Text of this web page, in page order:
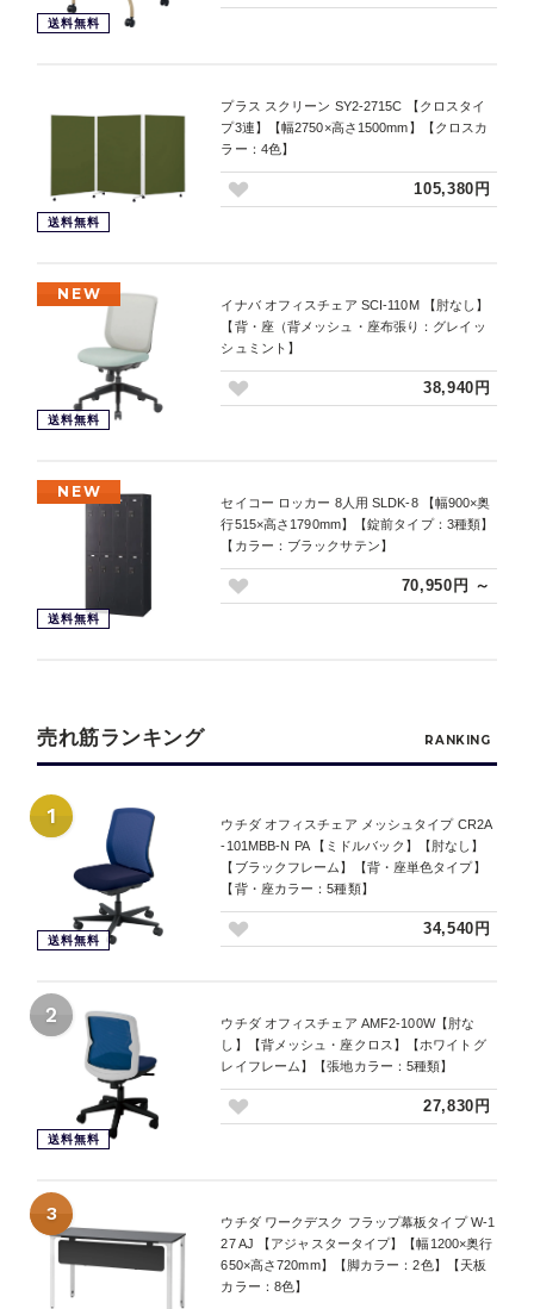
送料無料
送料無料
プラス スクリーン SY2-2715C 【クロスタイ
プ3連】【幅2750×高さ1500mm】【クロスカ
ラー：4色】
105,380円
NEW
送料無料
イナバ オフィスチェア SCI-110M 【肘なし】
【背・座（背メッシュ・座布張り：グレイッ
シュミント】
38,940円
NEW
送料無料
セイコー ロッカー 8人用 SLDK-8 【幅900×奥
行515×高さ1790mm】【錠前タイプ：3種類】
【カラー：ブラックサテン】
70,950円 ～
売れ筋ランキング RANKING
1
送料無料
ウチダ オフィスチェア メッシュタイプ CR2A
-101MBB-N PA 【ミドルバック】【肘なし】
【ブラックフレーム】【背・座単色タイプ】
【背・座カラー：5種類】
34,540円
2
送料無料
ウチダ オフィスチェア AMF2-100W【肘な
し】【背メッシュ・座クロス】【ホワイトグ
レイフレーム】【張地カラー：5種類】
27,830円
3
ウチダ ワークデスク フラップ幕板タイプ W-1
27 AJ 【アジャスタータイプ】【幅1200×奥行
650×高さ720mm】【脚カラー：2色】【天板
カラー：8色】